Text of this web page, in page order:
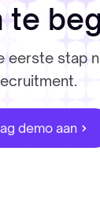
te
eerste stap
demo aan